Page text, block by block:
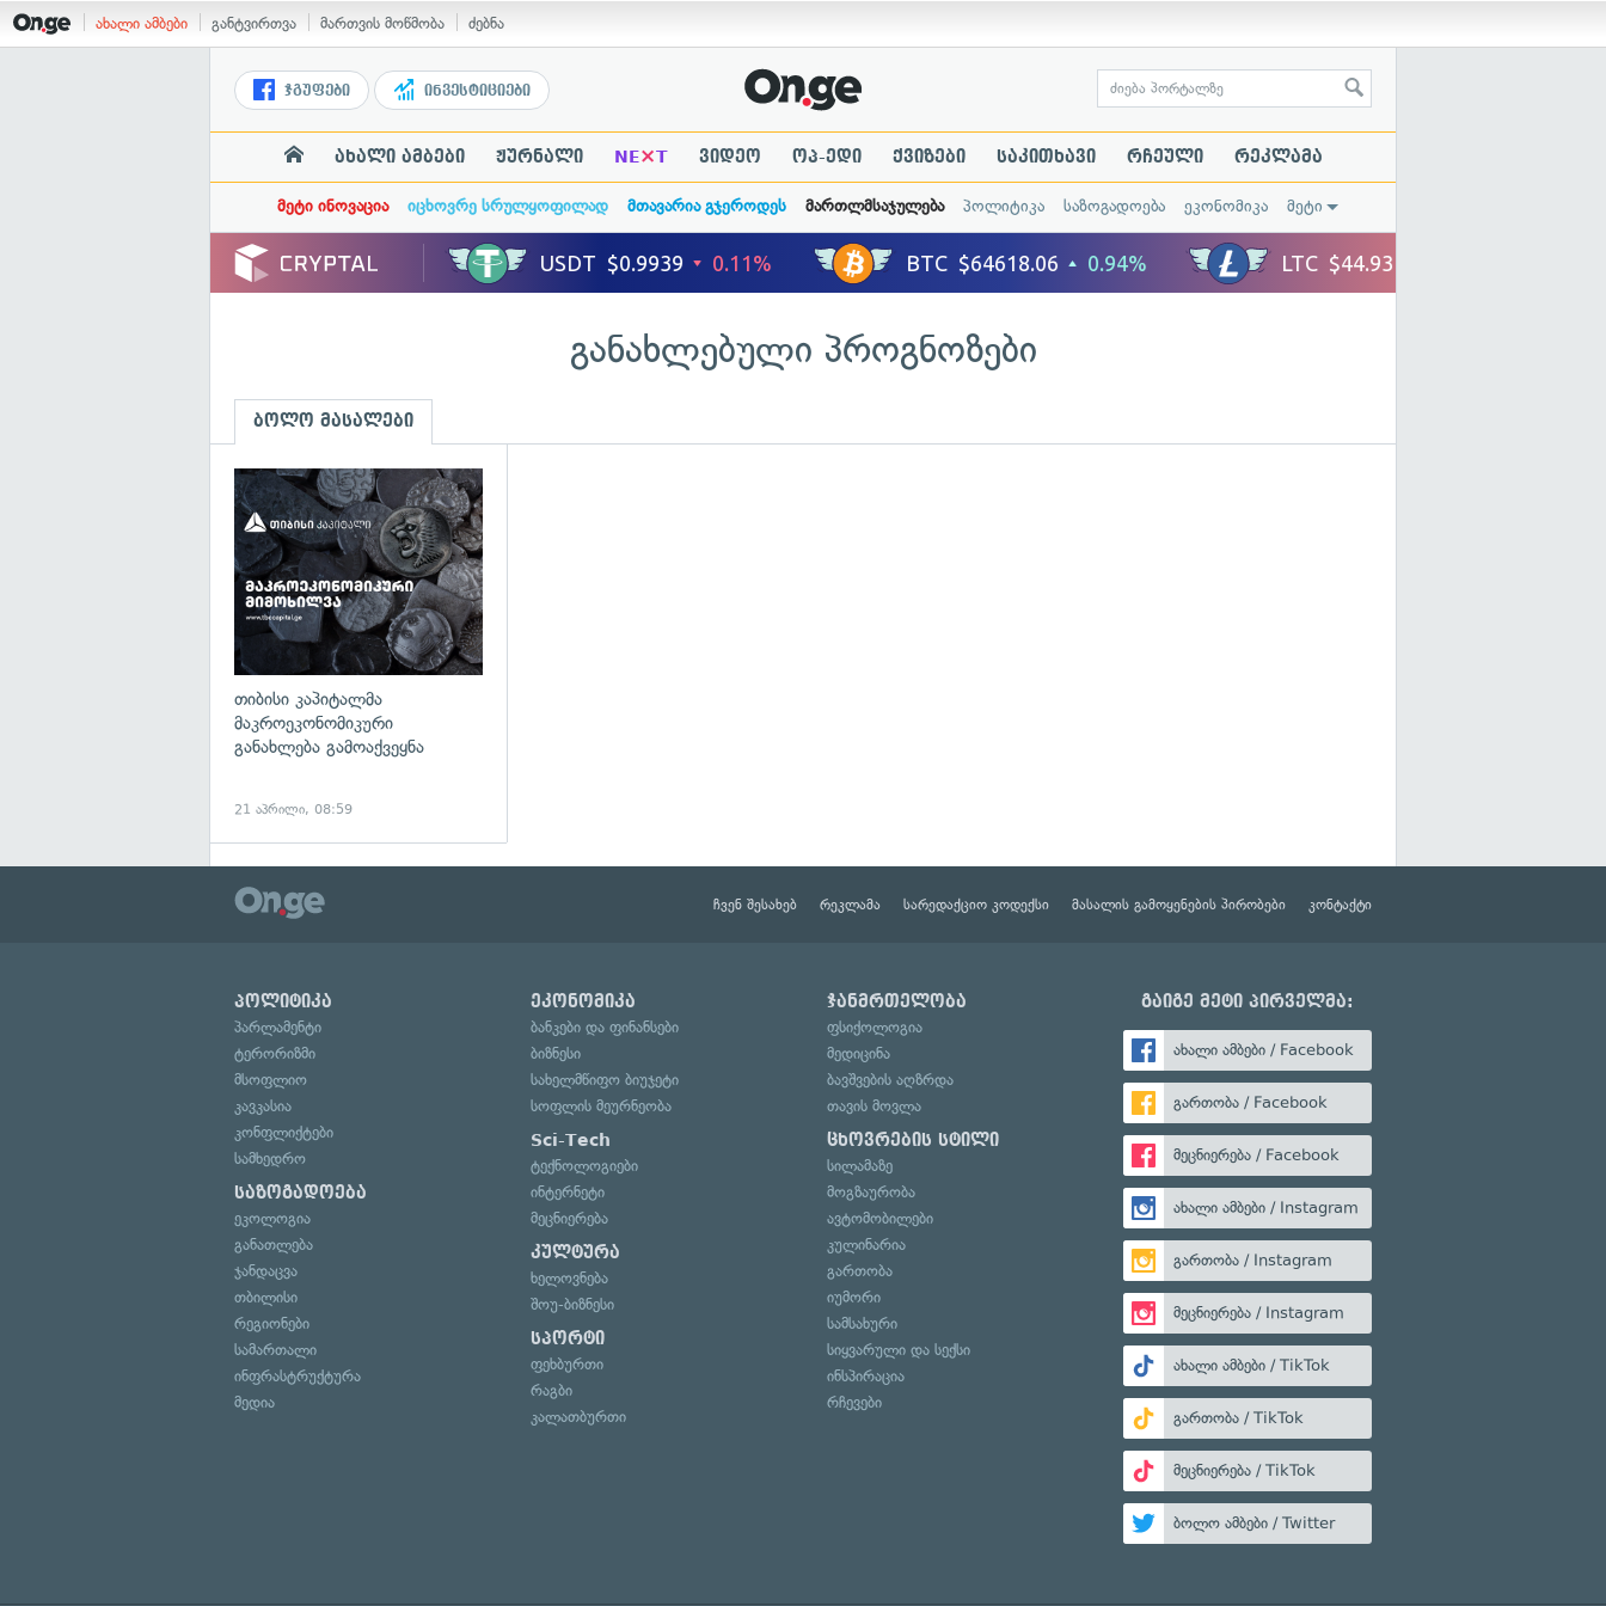
ახალი ამბები განტვირთვა მართვის მოწმობა ძებნა
ჯგუფები ინვესტიციები
ახალი ამბები ჟურნალი NE×T ვიდეო ოპ-ედი ქვიზები საკითხავი რჩეული რეკლამა
მეტი ინოვაცია იცხოვრე სრულყოფილად მთავარია გჯეროდეს მართლმსაჯულება პოლიტიკა საზოგადოება ეკონომიკა მეტი
განახლებული პროგნოზები
ბოლო მასალები
თიბისი კაპიტალმა
მაკროეკონომიკური
განახლება გამოაქვეყნა
21 აპრილი, 08:59
ჩვენ შესახებ რეკლამა სარედაქციო კოდექსი მასალის გამოყენების პირობები კონტაქტი
პოლიტიკა
პარლამენტი
ტერორიზმი
მსოფლიო
კავკასია
კონფლიქტები
სამხედრო
საზოგადოება
ეკოლოგია
განათლება
ჯანდაცვა
თბილისი
რეგიონები
სამართალი
ინფრასტრუქტურა
მედია
ეკონომიკა
ბანკები და ფინანსები
ბიზნესი
სახელმწიფო ბიუჯეტი
სოფლის მეურნეობა
Sci-Tech
ტექნოლოგიები
ინტერნეტი
მეცნიერება
კულტურა
ხელოვნება
შოუ-ბიზნესი
სპორტი
ფეხბურთი
რაგბი
კალათბურთი
ჯანმრთელობა
ფსიქოლოგია
მედიცინა
ბავშვების აღზრდა
თავის მოვლა
ცხოვრების სტილი
სილამაზე
მოგზაურობა
ავტომობილები
კულინარია
გართობა
იუმორი
სამსახური
სიყვარული და სექსი
ინსპირაცია
რჩევები
გაიგე მეტი პირველმა:
ახალი ამბები / Facebook
გართობა / Facebook
მეცნიერება / Facebook
ახალი ამბები / Instagram
გართობა / Instagram
მეცნიერება / Instagram
ახალი ამბები / TikTok
გართობა / TikTok
მეცნიერება / TikTok
ბოლო ამბები / Twitter